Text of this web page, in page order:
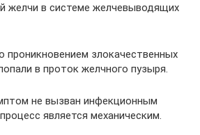
желчи в системе желчевыводящих
проникновением злокачественных
в проток желчного пузыря.
не вызван инфекционным
является механическим.